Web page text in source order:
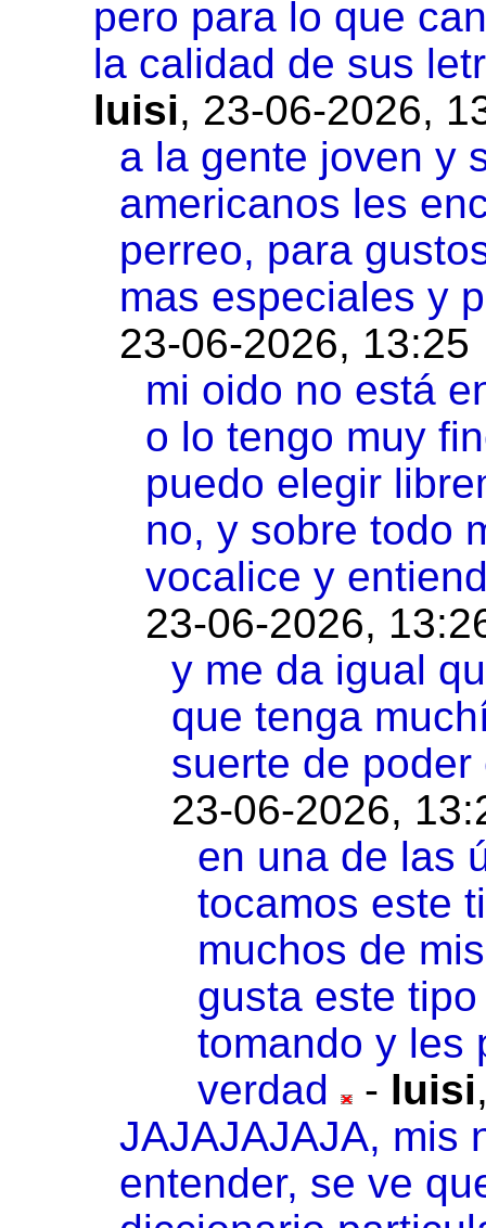
pero para lo que
la calidad de sus
luisi, 23-06-2026,
a la gente joven y
americanos les
perreo, para
mas especiales y
23-06-2026, 13:25
mi oido no está
o lo tengo muy
puedo elegir
no, y sobre todo
vocalice y
23-06-2026,
y me da igual
que tenga
suerte de poder
23-06-2026,
en una de las
tocamos este
muchos de
gusta este
tomando y les
verdad
- luisi
JAJAJAJAJA, mis
entender, se ve